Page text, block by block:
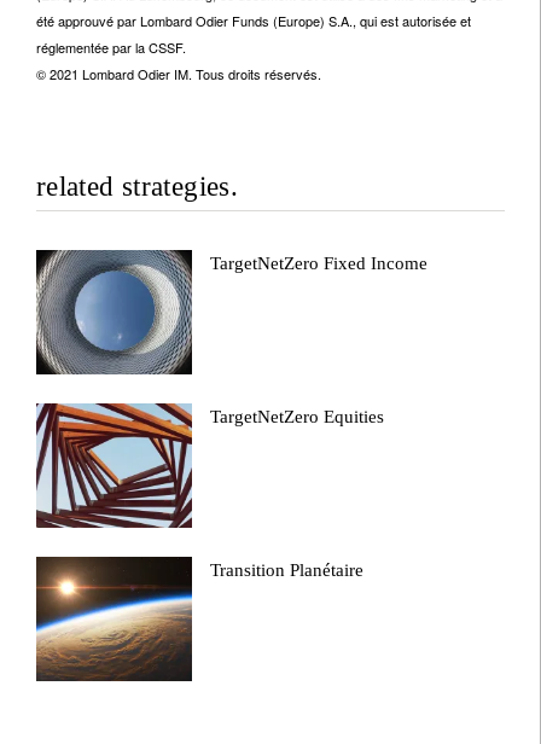
été approuvé par Lombard Odier Funds (Europe) S.A., qui est autorisée et
réglementée par la CSSF.
© 2021 Lombard Odier IM. Tous droits réservés.
related strategies.
TargetNetZero Fixed Income
TargetNetZero Equities
Transition Planétaire